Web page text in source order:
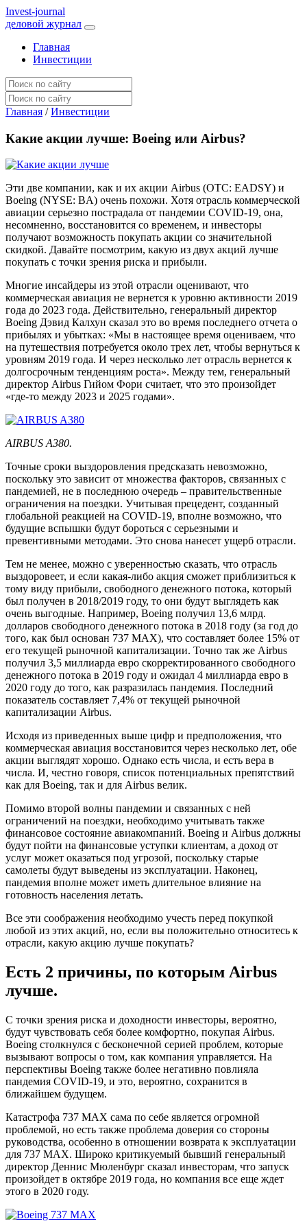
Invest-journal
деловой журнал
Главная
Инвестиции
Главная / Инвестиции
Какие акции лучше: Boeing или Airbus?
Эти две компании, как и их акции Airbus (OTC: EADSY) и
Boeing (NYSE: BA) очень похожи. Хотя отрасль коммерческой
авиации серьезно пострадала от пандемии COVID-19, она,
несомненно, восстановится со временем, и инвесторы
получают возможность покупать акции со значительной
скидкой. Давайте посмотрим, какую из двух акций лучше
покупать с точки зрения риска и прибыли.
Многие инсайдеры из этой отрасли оценивают, что
коммерческая авиация не вернется к уровню активности 2019
года до 2023 года. Действительно, генеральный директор
Boeing Дэвид Калхун сказал это во время последнего отчета о
прибылях и убытках: «Мы в настоящее время оцениваем, что
на путешествия потребуется около трех лет, чтобы вернуться к
уровням 2019 года. И через несколько лет отрасль вернется к
долгосрочным тенденциям роста». Между тем, генеральный
директор Airbus Гийом Фори считает, что это произойдет
«где-то между 2023 и 2025 годами».
AIRBUS A380.
Точные сроки выздоровления предсказать невозможно,
поскольку это зависит от множества факторов, связанных с
пандемией, не в последнюю очередь – правительственные
ограничения на поездки. Учитывая прецедент, созданный
глобальной реакцией на COVID-19, вполне возможно, что
будущие вспышки будут бороться с серьезными и
превентивными методами. Это снова нанесет ущерб отрасли.
Тем не менее, можно с уверенностью сказать, что отрасль
выздоровеет, и если какая-либо акция сможет приблизиться к
тому виду прибыли, свободного денежного потока, который
был получен в 2018/2019 году, то они будут выглядеть как
очень выгодные. Например, Boeing получил 13,6 млрд.
долларов свободного денежного потока в 2018 году (за год до
того, как был основан 737 MAX), что составляет более 15% от
его текущей рыночной капитализации. Точно так же Airbus
получил 3,5 миллиарда евро скорректированного свободного
денежного потока в 2019 году и ожидал 4 миллиарда евро в
2020 году до того, как разразилась пандемия. Последний
показатель составляет 7,4% от текущей рыночной
капитализации Airbus.
Исходя из приведенных выше цифр и предположения, что
коммерческая авиация восстановится через несколько лет, обе
акции выглядят хорошо. Однако есть числа, и есть вера в
числа. И, честно говоря, список потенциальных препятствий
как для Boeing, так и для Airbus велик.
Помимо второй волны пандемии и связанных с ней
ограничений на поездки, необходимо учитывать также
финансовое состояние авиакомпаний. Boeing и Airbus должны
будут пойти на финансовые уступки клиентам, а доход от
услуг может оказаться под угрозой, поскольку старые
самолеты будут выведены из эксплуатации. Наконец,
пандемия вполне может иметь длительное влияние на
готовность населения летать.
Все эти соображения необходимо учесть перед покупкой
любой из этих акций, но, если вы положительно относитесь к
отрасли, какую акцию лучше покупать?
Есть 2 причины, по которым Airbus
лучше.
С точки зрения риска и доходности инвесторы, вероятно,
будут чувствовать себя более комфортно, покупая Airbus.
Boeing столкнулся с бесконечной серией проблем, которые
вызывают вопросы о том, как компания управляется. На
перспективы Boeing также более негативно повлияла
пандемия COVID-19, и это, вероятно, сохранится в
ближайшем будущем.
Катастрофа 737 MAX сама по себе является огромной
проблемой, но есть также проблема доверия со стороны
руководства, особенно в отношении возврата к эксплуатации
для 737 MAX. Широко критикуемый бывший генеральный
директор Деннис Мюленбург сказал инвесторам, что запуск
произойдет в октябре 2019 года, но компания все еще ждет
этого в 2020 году.